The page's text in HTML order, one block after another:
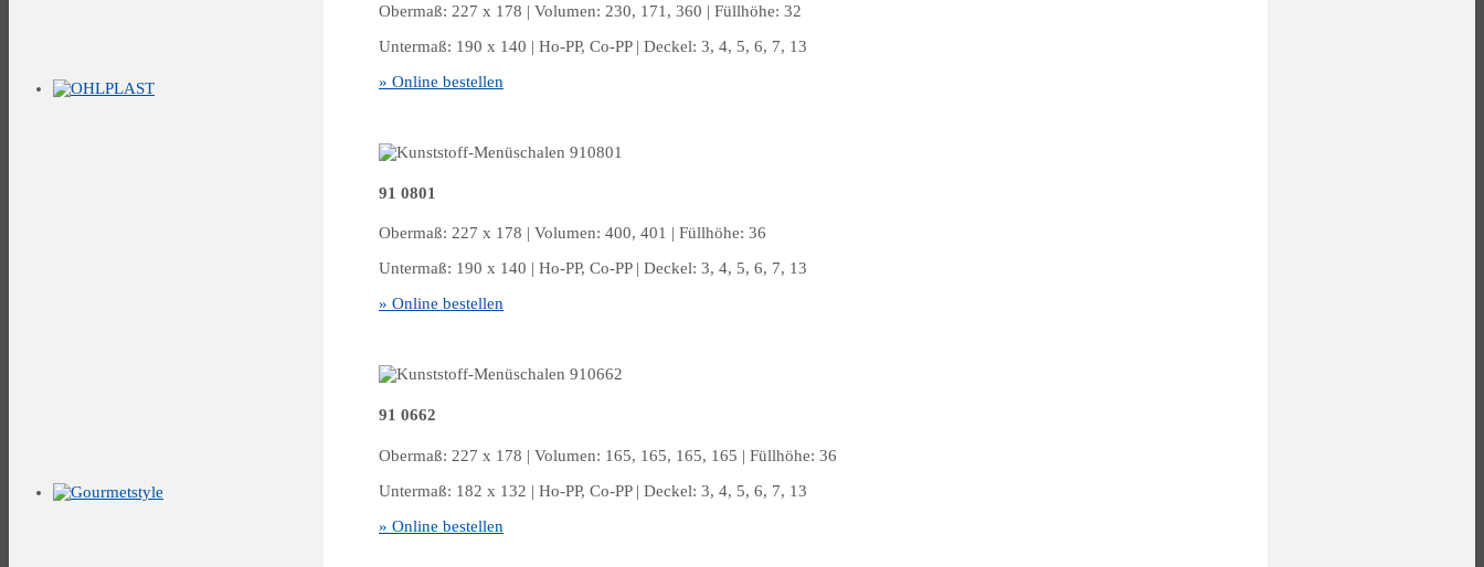
Obermaß: 227 x 178 | Volumen: 230, 171, 360 | Füllhöhe: 32
Untermaß: 190 x 140 | Ho-PP, Co-PP | Deckel: 3, 4, 5, 6, 7, 13
» Online bestellen
91 0801
Obermaß: 227 x 178 | Volumen: 400, 401 | Füllhöhe: 36
Untermaß: 190 x 140 | Ho-PP, Co-PP | Deckel: 3, 4, 5, 6, 7, 13
» Online bestellen
91 0662
Obermaß: 227 x 178 | Volumen: 165, 165, 165, 165 | Füllhöhe: 36
Untermaß: 182 x 132 | Ho-PP, Co-PP | Deckel: 3, 4, 5, 6, 7, 13
» Online bestellen